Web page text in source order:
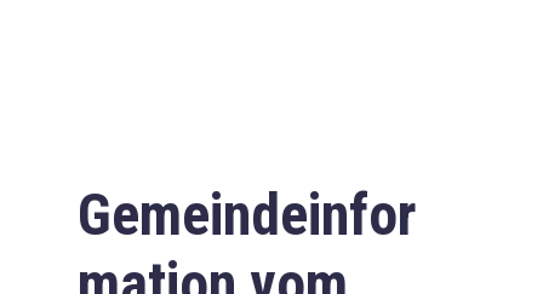
Gemeindeinfor